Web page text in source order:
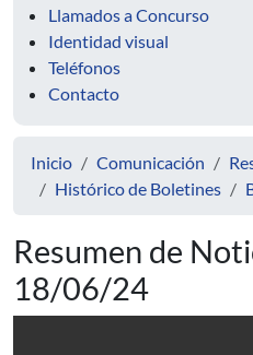
Llamados a Concurso
Identidad visual
Teléfonos
Contacto
Inicio Comunicación
Histórico de Boletines
Resumen de
18/06/24